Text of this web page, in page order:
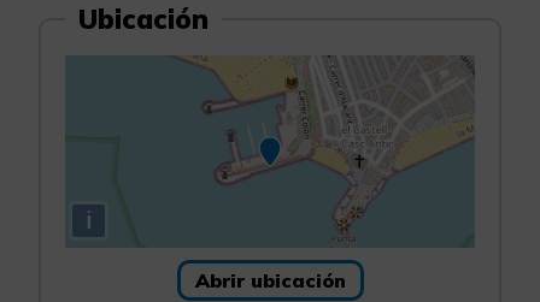
Ubicación
i
Abrir ubicación